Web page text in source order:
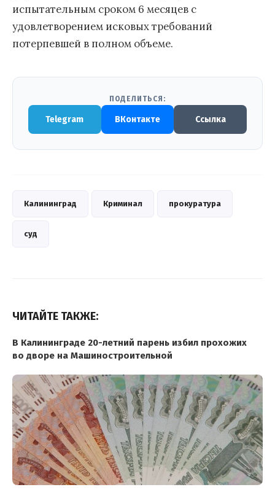
испытательным сроком 6 месяцев с
удовлетворением исковых требований
потерпевшей в полном объеме.
ПОДЕЛИТЬСЯ:
Telegram ВКонтакте Ссылка
Калининград Криминал прокуратура
суд
ЧИТАЙТЕ ТАКЖЕ:
В Калининграде 20-летний парень избил прохожих
во дворе на Машиностроительной